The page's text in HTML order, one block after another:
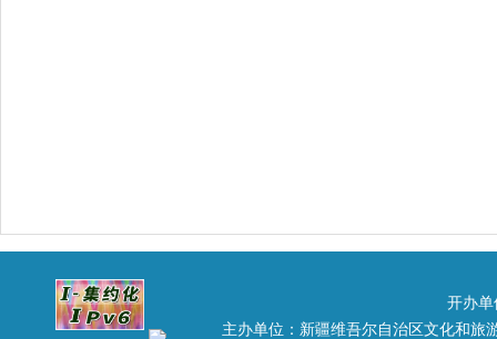
开办单
主办单位：新疆维吾尔自治区文化和